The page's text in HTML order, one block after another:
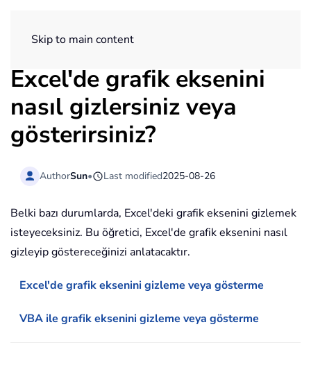
Skip to main content
Excel'de grafik eksenini
nasıl gizlersiniz veya
gösterirsiniz?
AuthorSun• Last modified2025-08-26
Belki bazı durumlarda, Excel'deki grafik eksenini gizlemek
isteyeceksiniz. Bu öğretici, Excel'de grafik eksenini nasıl
gizleyip göstereceğinizi anlatacaktır.
Excel'de grafik eksenini gizleme veya gösterme
VBA ile grafik eksenini gizleme veya gösterme